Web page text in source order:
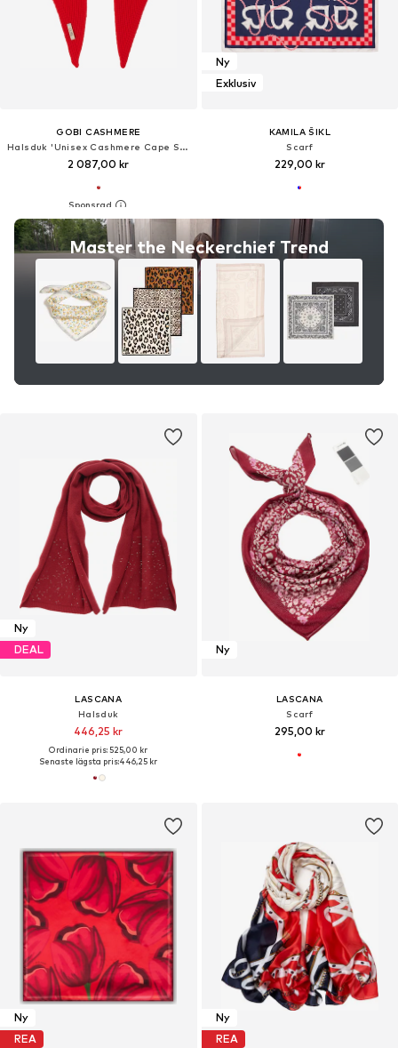
GOBI CASHMERE
Halsduk 'Unisex Cashmere Cape Scarf'
2 087,00 kr
Master the Neckerchief Trend
Ny
Exklusiv
KAMILA ŠIKL
Scarf
229,00 kr
Ny
DEAL
LASCANA
Halsduk
446,25 kr
Ordinarie pris: 525,00 kr
Senaste lägsta pris:446,25 kr
Ny
LASCANA
Scarf
295,00 kr
Ny
REA
Ny
REA